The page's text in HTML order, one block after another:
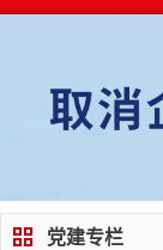
党建专栏